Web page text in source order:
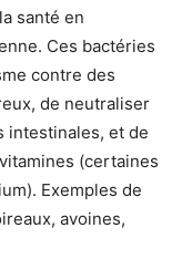
santé en
Ces bactéries
contre des
de neutraliser
intestinales, et de
(certaines
Exemples de
avoines,